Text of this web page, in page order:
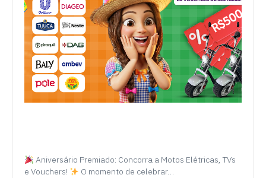
Aniversário Premiado: Concorra a Motos Elétricas, TVs
e Vouchers!
O momento de celebrar…